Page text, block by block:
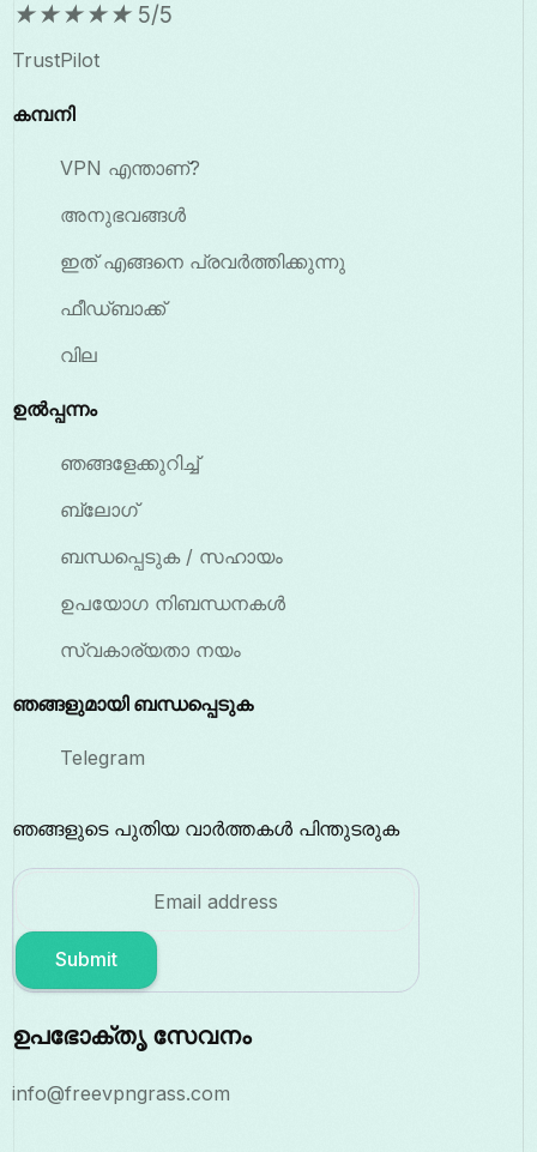
★★★★★ 5/5
TrustPilot
കമ്പനി
VPN എന്താണ്?
അനുഭവങ്ങൾ
ഇത് എങ്ങനെ പ്രവർത്തിക്കുന്നു
ഫീഡ്ബാക്ക്
വില
ഉൽപ്പന്നം
ഞങ്ങളേക്കുറിച്ച്
ബ്ലോഗ്
ബന്ധപ്പെടുക / സഹായം
ഉപയോഗ നിബന്ധനകൾ
സ്വകാര്യതാ നയം
ഞങ്ങളുമായി ബന്ധപ്പെടുക
Telegram
ഞങ്ങളുടെ പുതിയ വാർത്തകൾ പിന്തുടരുക
Submit
ഉപഭോക്തൃ സേവനം
info@freevpngrass.com